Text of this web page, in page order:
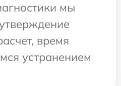
мы
время
устранением